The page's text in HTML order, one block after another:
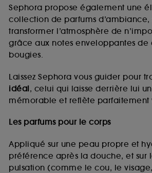
Sephora propose également une
collection de parfums
transformer l’atmosphère de
grâce aux notes enveloppantes de
bougies.
Laissez Sephora vous guider pour
idéal, celui qui laisse derrière lui
mémorable et reflète parfaitement
Les parfums pour le corps
Appliqué sur une peau propre et
préférence après la douche, et sur
pulsation (comme le cou, le
de vous plaire via des publicités, y
sites tiers et sur les réseaux
des pages que vous avez
navigation, et de l'historique de
d’en améliorer la performance.
Cookies de sécurisation des
fraudes aux moyens de paiement
usurpations d’identité.
Cookies fonctionnels :il s’agit de
permettant l’affichage et/ou la
certaines fonctionnalités du site,